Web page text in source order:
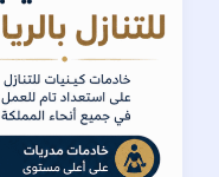
للتنازل
بالرياض
دليل
شامل